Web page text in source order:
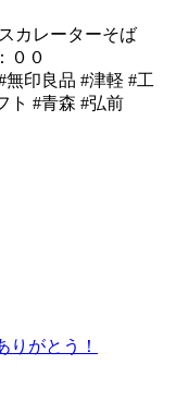
カレーターそば
００
印良品 #津軽 #工
ト #青森 #弘前
りがとう！